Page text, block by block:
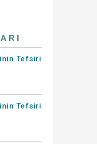
Tefsiri
Tefsiri